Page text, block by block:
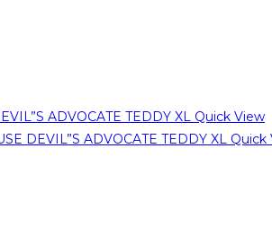
Quick View
Quick